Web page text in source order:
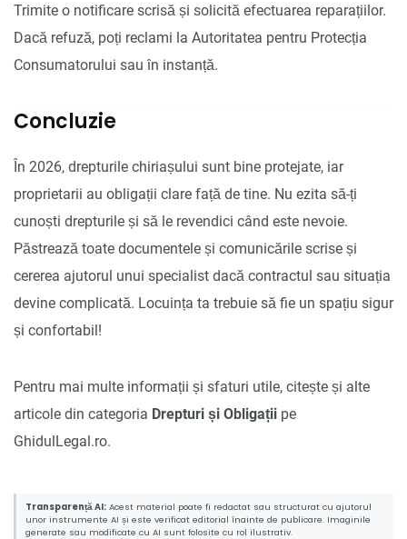
Trimite o notificare scrisă și solicită efectuarea reparațiilor.
Dacă refuză, poți reclami la Autoritatea pentru Protecția
Consumatorului sau în instanță.
Concluzie
În 2026, drepturile chiriașului sunt bine protejate, iar
proprietarii au obligații clare față de tine. Nu ezita să-ți
cunoști drepturile și să le revendici când este nevoie.
Păstrează toate documentele și comunicările scrise și
cererea ajutorul unui specialist dacă contractul sau situația
devine complicată. Locuința ta trebuie să fie un spațiu sigur
și confortabil!
Pentru mai multe informații și sfaturi utile, citește și alte
articole din categoria Drepturi și Obligații pe
GhidulLegal.ro.
Transparență AI: Acest material poate fi redactat sau structurat cu ajutorul
unor instrumente AI și este verificat editorial înainte de publicare. Imaginile
generate sau modificate cu AI sunt folosite cu rol ilustrativ.